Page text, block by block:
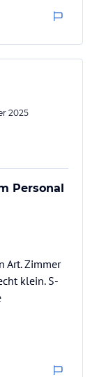
2025
Personal
Art. Zimmer
klein. S-